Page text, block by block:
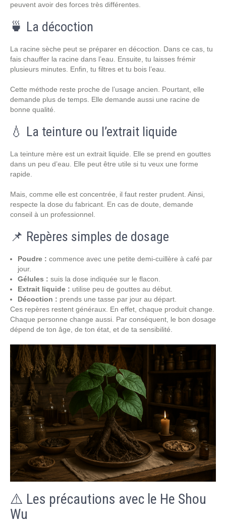
peuvent avoir des forces très différentes.
🍵 La décoction
La racine sèche peut se préparer en décoction. Dans ce cas, tu
fais chauffer la racine dans l’eau. Ensuite, tu laisses frémir
plusieurs minutes. Enfin, tu filtres et tu bois l’eau.
Cette méthode reste proche de l’usage ancien. Pourtant, elle
demande plus de temps. Elle demande aussi une racine de
bonne qualité.
💧 La teinture ou l’extrait liquide
La teinture mère est un extrait liquide. Elle se prend en gouttes
dans un peu d’eau. Elle peut être utile si tu veux une forme
rapide.
Mais, comme elle est concentrée, il faut rester prudent. Ainsi,
respecte la dose du fabricant. En cas de doute, demande
conseil à un professionnel.
📌 Repères simples de dosage
Poudre : commence avec une petite demi-cuillère à café par
jour.
Gélules : suis la dose indiquée sur le flacon.
Extrait liquide : utilise peu de gouttes au début.
Décoction : prends une tasse par jour au départ.
Ces repères restent généraux. En effet, chaque produit change.
Chaque personne change aussi. Par conséquent, le bon dosage
dépend de ton âge, de ton état, et de ta sensibilité.
⚠️ Les précautions avec le He Shou
Wu